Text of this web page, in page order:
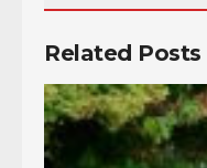
Related Posts